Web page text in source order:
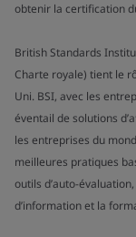
obtenir la certification
British Standards
Charte royale) tient le
Uni. BSI, avec les
éventail de solutions
les entreprises du
meilleures pratiques
outils d’auto-
d’information et la